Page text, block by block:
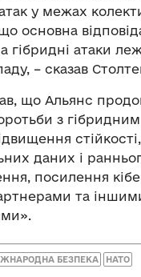
у межах
основна
гібридні атаки
– сказав
що Альянс
з
даних і
посилення
та
БЕЗПЕКА НАТО